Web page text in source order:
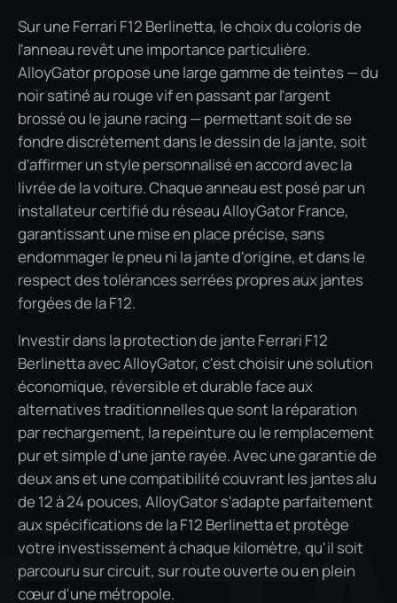
Sur une Ferrari F12 Berlinetta, le choix du coloris de
l'anneau revêt une importance particulière.
AlloyGator propose une large gamme de teintes — du
noir satiné au rouge vif en passant par l'argent
brossé ou le jaune racing — permettant soit de se
fondre discrètement dans le dessin de la jante, soit
d'affirmer un style personnalisé en accord avec la
livrée de la voiture. Chaque anneau est posé par un
installateur certifié du réseau AlloyGator France,
garantissant une mise en place précise, sans
endommager le pneu ni la jante d'origine, et dans le
respect des tolérances serrées propres aux jantes
forgées de la F12.
Investir dans la protection de jante Ferrari F12
Berlinetta avec AlloyGator, c'est choisir une solution
économique, réversible et durable face aux
alternatives traditionnelles que sont la réparation
par rechargement, la repeinture ou le remplacement
pur et simple d'une jante rayée. Avec une garantie de
deux ans et une compatibilité couvrant les jantes alu
de 12 à 24 pouces, AlloyGator s'adapte parfaitement
aux spécifications de la F12 Berlinetta et protège
votre investissement à chaque kilomètre, qu'il soit
parcouru sur circuit, sur route ouverte ou en plein
cœur d'une métropole.